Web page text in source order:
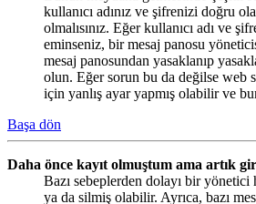
kullanıcı adınız ve şifrenizi doğru
olmalısınız. Eğer kullanıcı adı ve
eminseniz, bir mesaj panosu
mesaj panosundan yasaklanıp
olun. Eğer sorun bu da değilse web
için yanlış ayar yapmış olabilir ve
Başa dön
Daha önce kayıt olmuştum ama artık
Bazı sebeplerden dolayı bir yönetici
ya da silmiş olabilir. Ayrıca, bazı